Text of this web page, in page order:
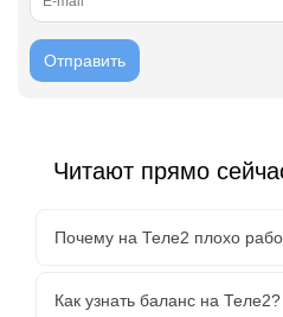
Читают прямо
Почему на Теле2 плохо
Как узнать баланс на Теле2?